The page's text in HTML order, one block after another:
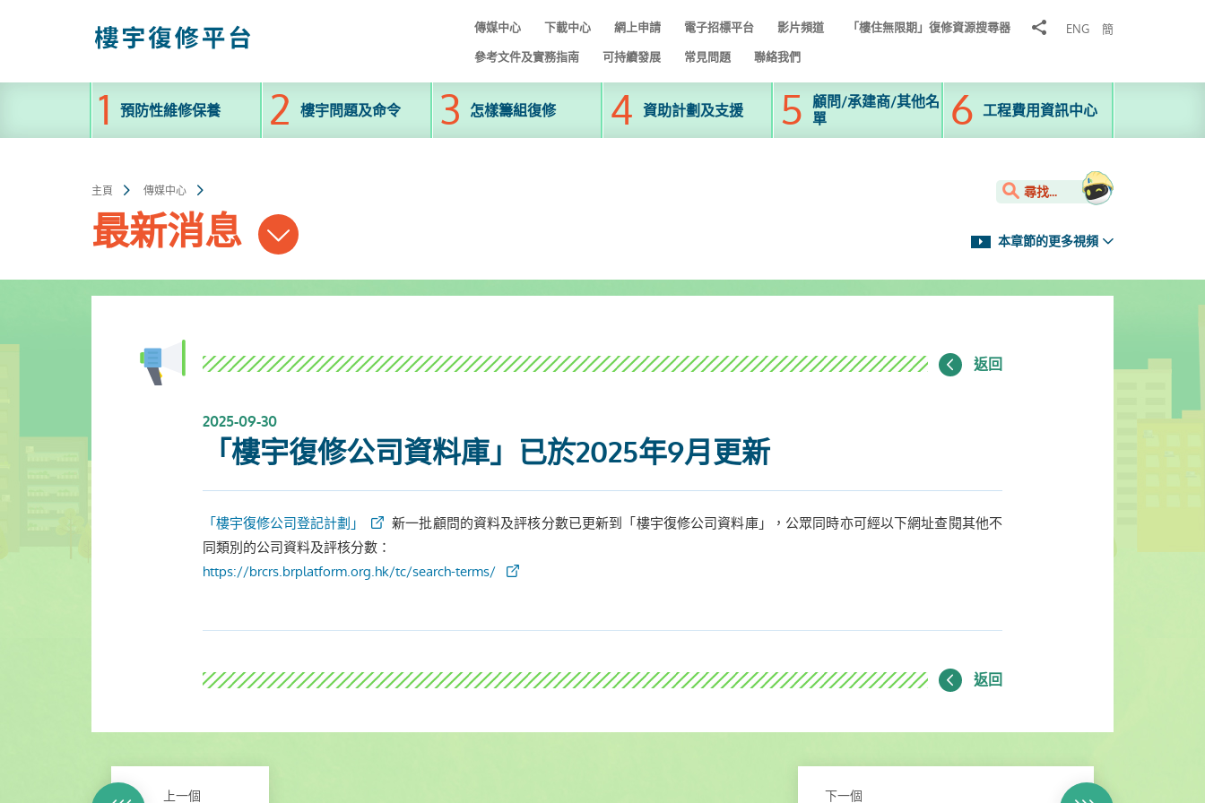
容
傳媒中心 下載中心 網上申請 電子招標平台 影片頻道 「樓住無限期」復修資源搜尋器
分
ENG 簡
參考文件及實務指南 可持續發展 常見問題 聯絡我們
預防性維修保養 樓宇問題及命令 怎樣籌組復修 資助計劃及支援
顧問/承建商/其他名
單
工程費用資訊中心
主頁 傳媒中心
最新消息
尋找...
本章節的更多視頻
返回
2025-09-30
「樓宇復修公司資料庫」已於2025年9月更新
「樓宇復修公司登記計劃」
新一批顧問的資料及評核分數已更新到「樓宇復修公司資料庫」，公眾同時亦可經以下網址查閱其他不
同類別的公司資料及評核分數：
https://brcrs.brplatform.org.hk/tc/search-terms/
返回
上一個 下一個